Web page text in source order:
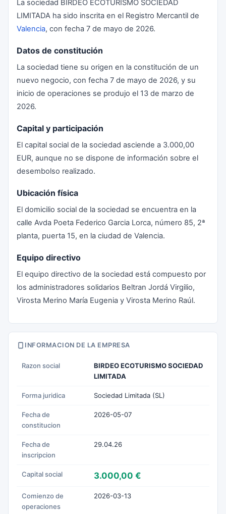
La sociedad BIRDEO ECOTURISMO SOCIEDAD
LIMITADA ha sido inscrita en el Registro Mercantil de
Valencia, con fecha 7 de mayo de 2026.
Datos de constitución
La sociedad tiene su origen en la constitución de un
nuevo negocio, con fecha 7 de mayo de 2026, y su
inicio de operaciones se produjo el 13 de marzo de
2026.
Capital y participación
El capital social de la sociedad asciende a 3.000,00
EUR, aunque no se dispone de información sobre el
desembolso realizado.
Ubicación física
El domicilio social de la sociedad se encuentra en la
calle Avda Poeta Federico Garcia Lorca, número 85, 2ª
planta, puerta 15, en la ciudad de Valencia.
Equipo directivo
El equipo directivo de la sociedad está compuesto por
los administradores solidarios Beltran Jordá Virgilio,
Virosta Merino María Eugenia y Virosta Merino Raúl.
INFORMACION DE LA EMPRESA
Razon social
BIRDEO ECOTURISMO SOCIEDAD
LIMITADA
Forma juridica Sociedad Limitada (SL)
Fecha de
constitucion
2026-05-07
Fecha de
inscripcion
29.04.26
Capital social 3.000,00 €
Comienzo de
operaciones
2026-03-13